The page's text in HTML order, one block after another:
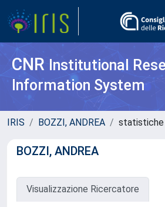
CNR Institutional
Information System
IRIS BOZZI, ANDREA
BOZZI, ANDREA
Visualizzazione Ricercatore